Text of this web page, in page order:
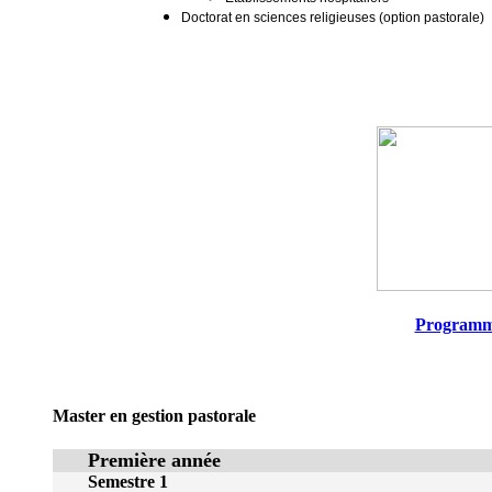
Doctorat en sciences religieuses (option pastorale)
Master en gestion pastorale
Première année
Semestre 1